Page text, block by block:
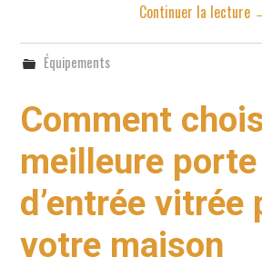
Continuer la lecture
Équipements
Comment
meilleure porte
d’entrée vitrée
votre maison